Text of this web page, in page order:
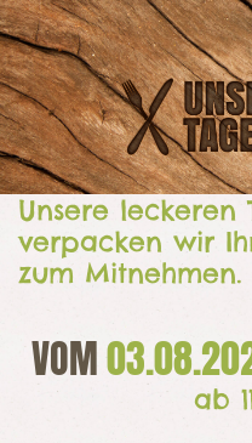
Unsere leckeren
verpacken wir
zum Mitnehmen.
VOM
ab